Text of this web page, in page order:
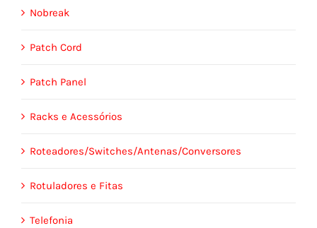
Nobreak
Patch Cord
Patch Panel
Racks e Acessórios
Roteadores/Switches/Antenas/Conversores
Rotuladores e Fitas
Telefonia